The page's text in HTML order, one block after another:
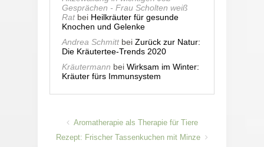
Gesprächen - Frau Scholten weiß
Ratbei Heilkräuter für gesunde
Knochen und Gelenke
Andrea Schmittbei Zurück zur Natur:
Die Kräutertee-Trends 2020
Kräutermann bei Wirksam im Winter:
Kräuter fürs Immunsystem
Aromatherapie als Therapie für Tiere
Rezept: Frischer Tassenkuchen mit Minze